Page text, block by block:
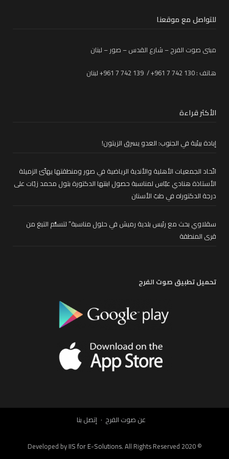
للتواصل مع موقعنا
مبنى صوت الفرح – شارع القدس – صور – لبنان
هاتف : 130 742 7 961+ / 139 742 7 961+ لبنان
الأكثر قراءة
إبادة بيئية في الجنوب: العدو يسرق الزيتون!
اتّحاد الجمعيات الأهلية والأندية الرياضية في صور ومنطقتها يهنّئ الزميلة
الأستاذة هنادي عبّاس لمناسبة حصول ابنتها الدكتورة بتول محمد زيّات على
درجة الدكتوراه في طبّ الأسنان
سقلاوي بحث مع رئيس بلدية رميش في حلول مناسبة” لتسلُّم التبغ من
قرى المنطقة
تحميل تطبيق صوت الفرح
عن صوت الفرح إتصل بنا
© Developed by
IIS for E-Solutions. All Rights Reserved 2020